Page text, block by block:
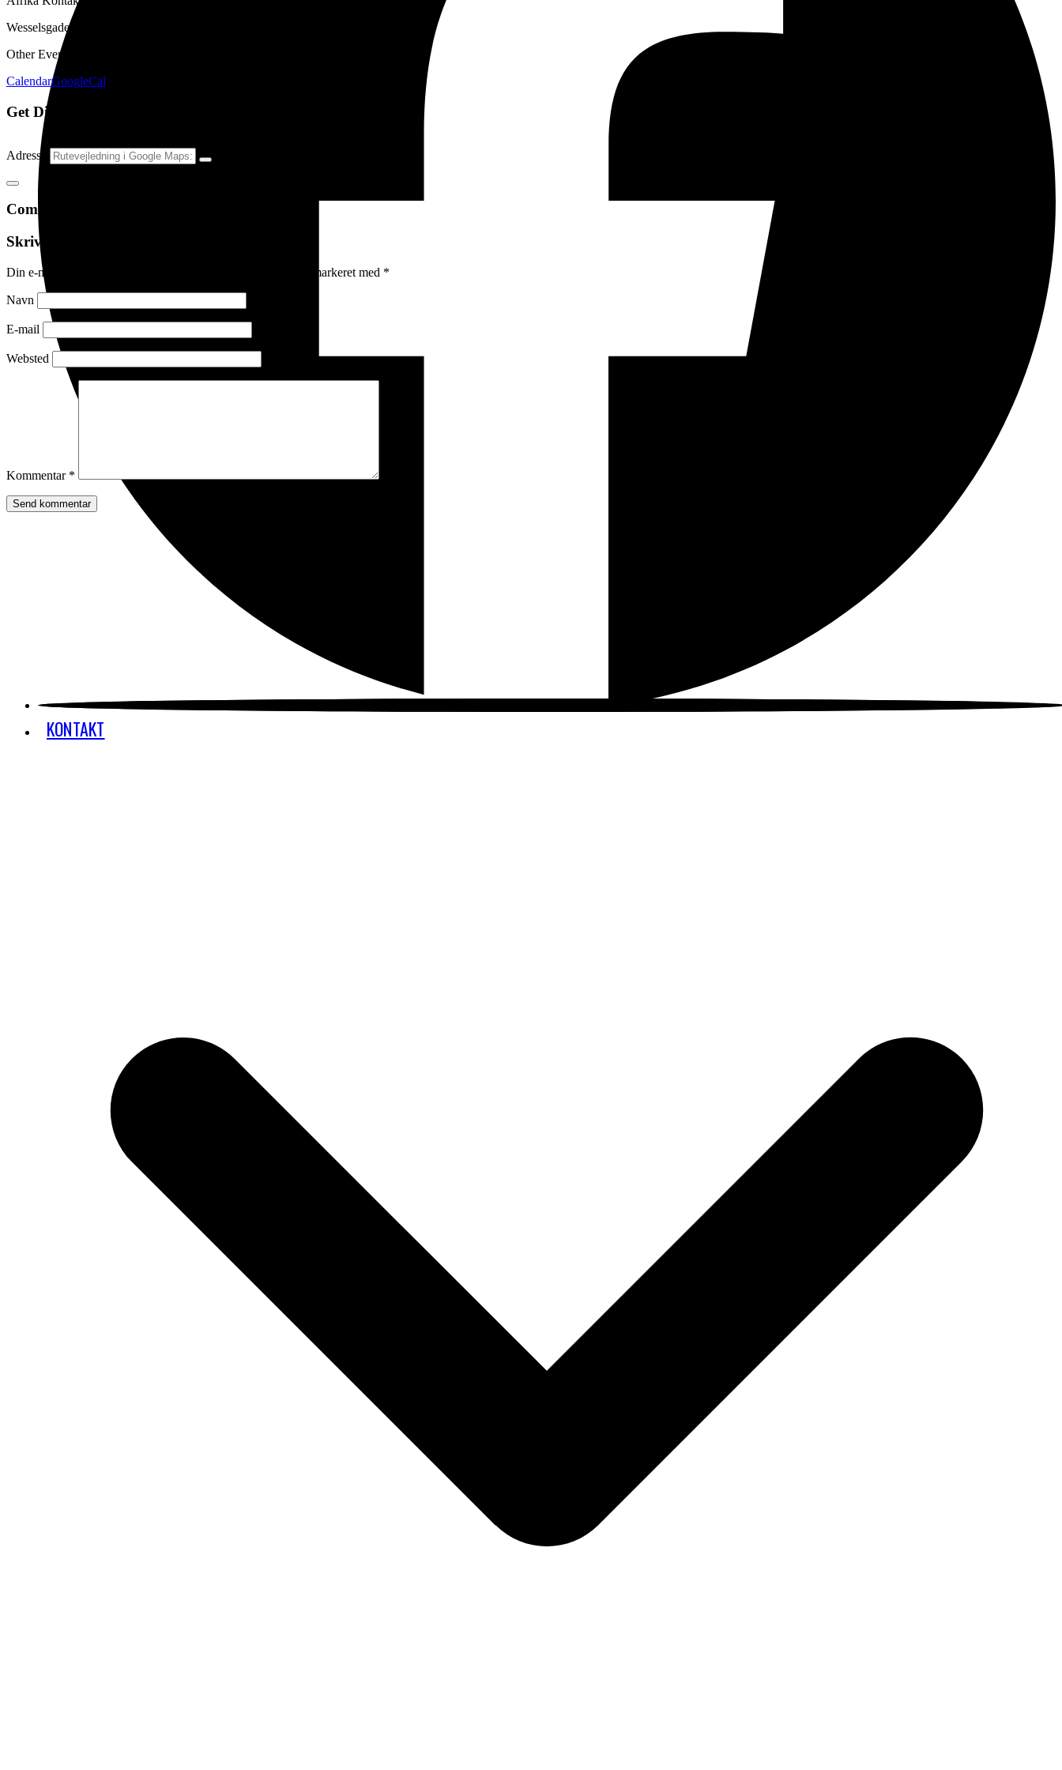
KONTAKT
Wesselsgade 2
Other Events
CalendarGoogleCal
Get Directions
Adresse
Comments (0)
Skriv et svar
Din e-mailadresse vil ikke blive publiceret. Krævede felter er markeret med *
Navn
E-mail
Websted
Kommentar *